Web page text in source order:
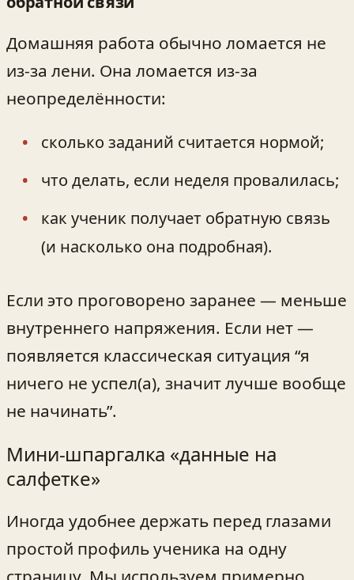
Домашняя работа обычно ломается не
из-за лени. Она ломается из-за
неопределённости:
сколько заданий считается нормой;
что делать, если неделя провалилась;
как ученик получает обратную связь
(и насколько она подробная).
Если это проговорено заранее — меньше
внутреннего напряжения. Если нет —
появляется классическая ситуация “я
ничего не успел(а), значит лучше вообще
не начинать”.
Мини‑шпаргалка «данные на
салфетке»
Иногда удобнее держать перед глазами
простой профиль ученика на одну